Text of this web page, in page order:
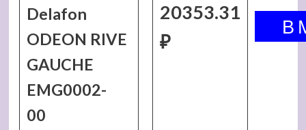
Delafon
ODEON RIVE
GAUCHE
EMG0002-
00
20353.31
₽